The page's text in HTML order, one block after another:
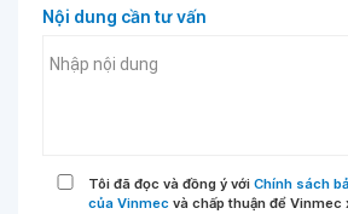
Nội dung cần tư vấn
Tôi đã đọc và đồng ý với Chính sách
của Vinmec và chấp thuận để Vinmec